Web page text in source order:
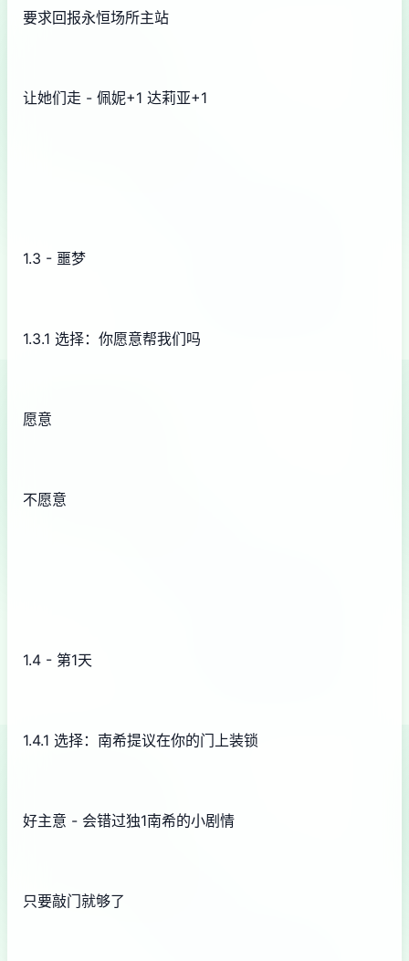
要求回报永恒场所主站
让她们走 - 佩妮+1 达莉亚+1
1.3 - 噩梦
1.3.1 选择：你愿意帮我们吗
愿意
不愿意
1.4 - 第1天
1.4.1 选择：南希提议在你的门上装锁
好主意 - 会错过独1南希的小剧情
只要敲门就够了